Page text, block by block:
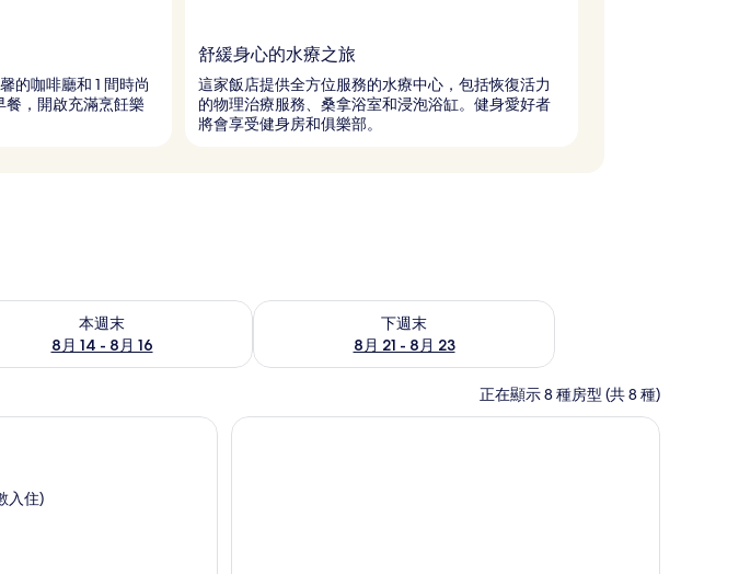
的咖啡廳和 1 間時尚
餐，開啟充滿烹飪樂
舒緩身心的水療之旅
這家飯店提供全方位服務的水療中心，包括恢復活力
的物理治療服務、桑拿浴室和浸泡浴缸。健身愛好者
將會享受健身房和俱樂部。
本週末
8月 14 - 8月 16
末 8月 14 - 8月 16的可訂空房
下週末
8月 21 - 8月 23
查看下週末 8月 21 - 8月 23的可訂空房
正在顯示 8 種房型 (共 8 種)
行政套房 | 高級寢具、羽絨被、特厚豪華床墊、迷你吧
入住)